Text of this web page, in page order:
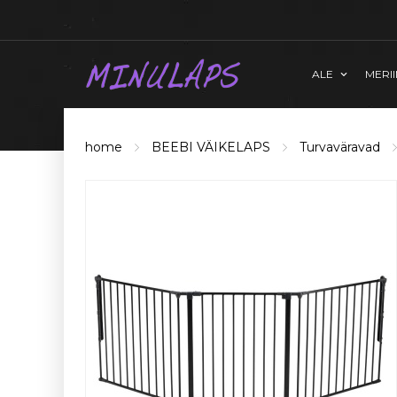
ALE
home BEEBI VÄIKELAPS Turvaväravad